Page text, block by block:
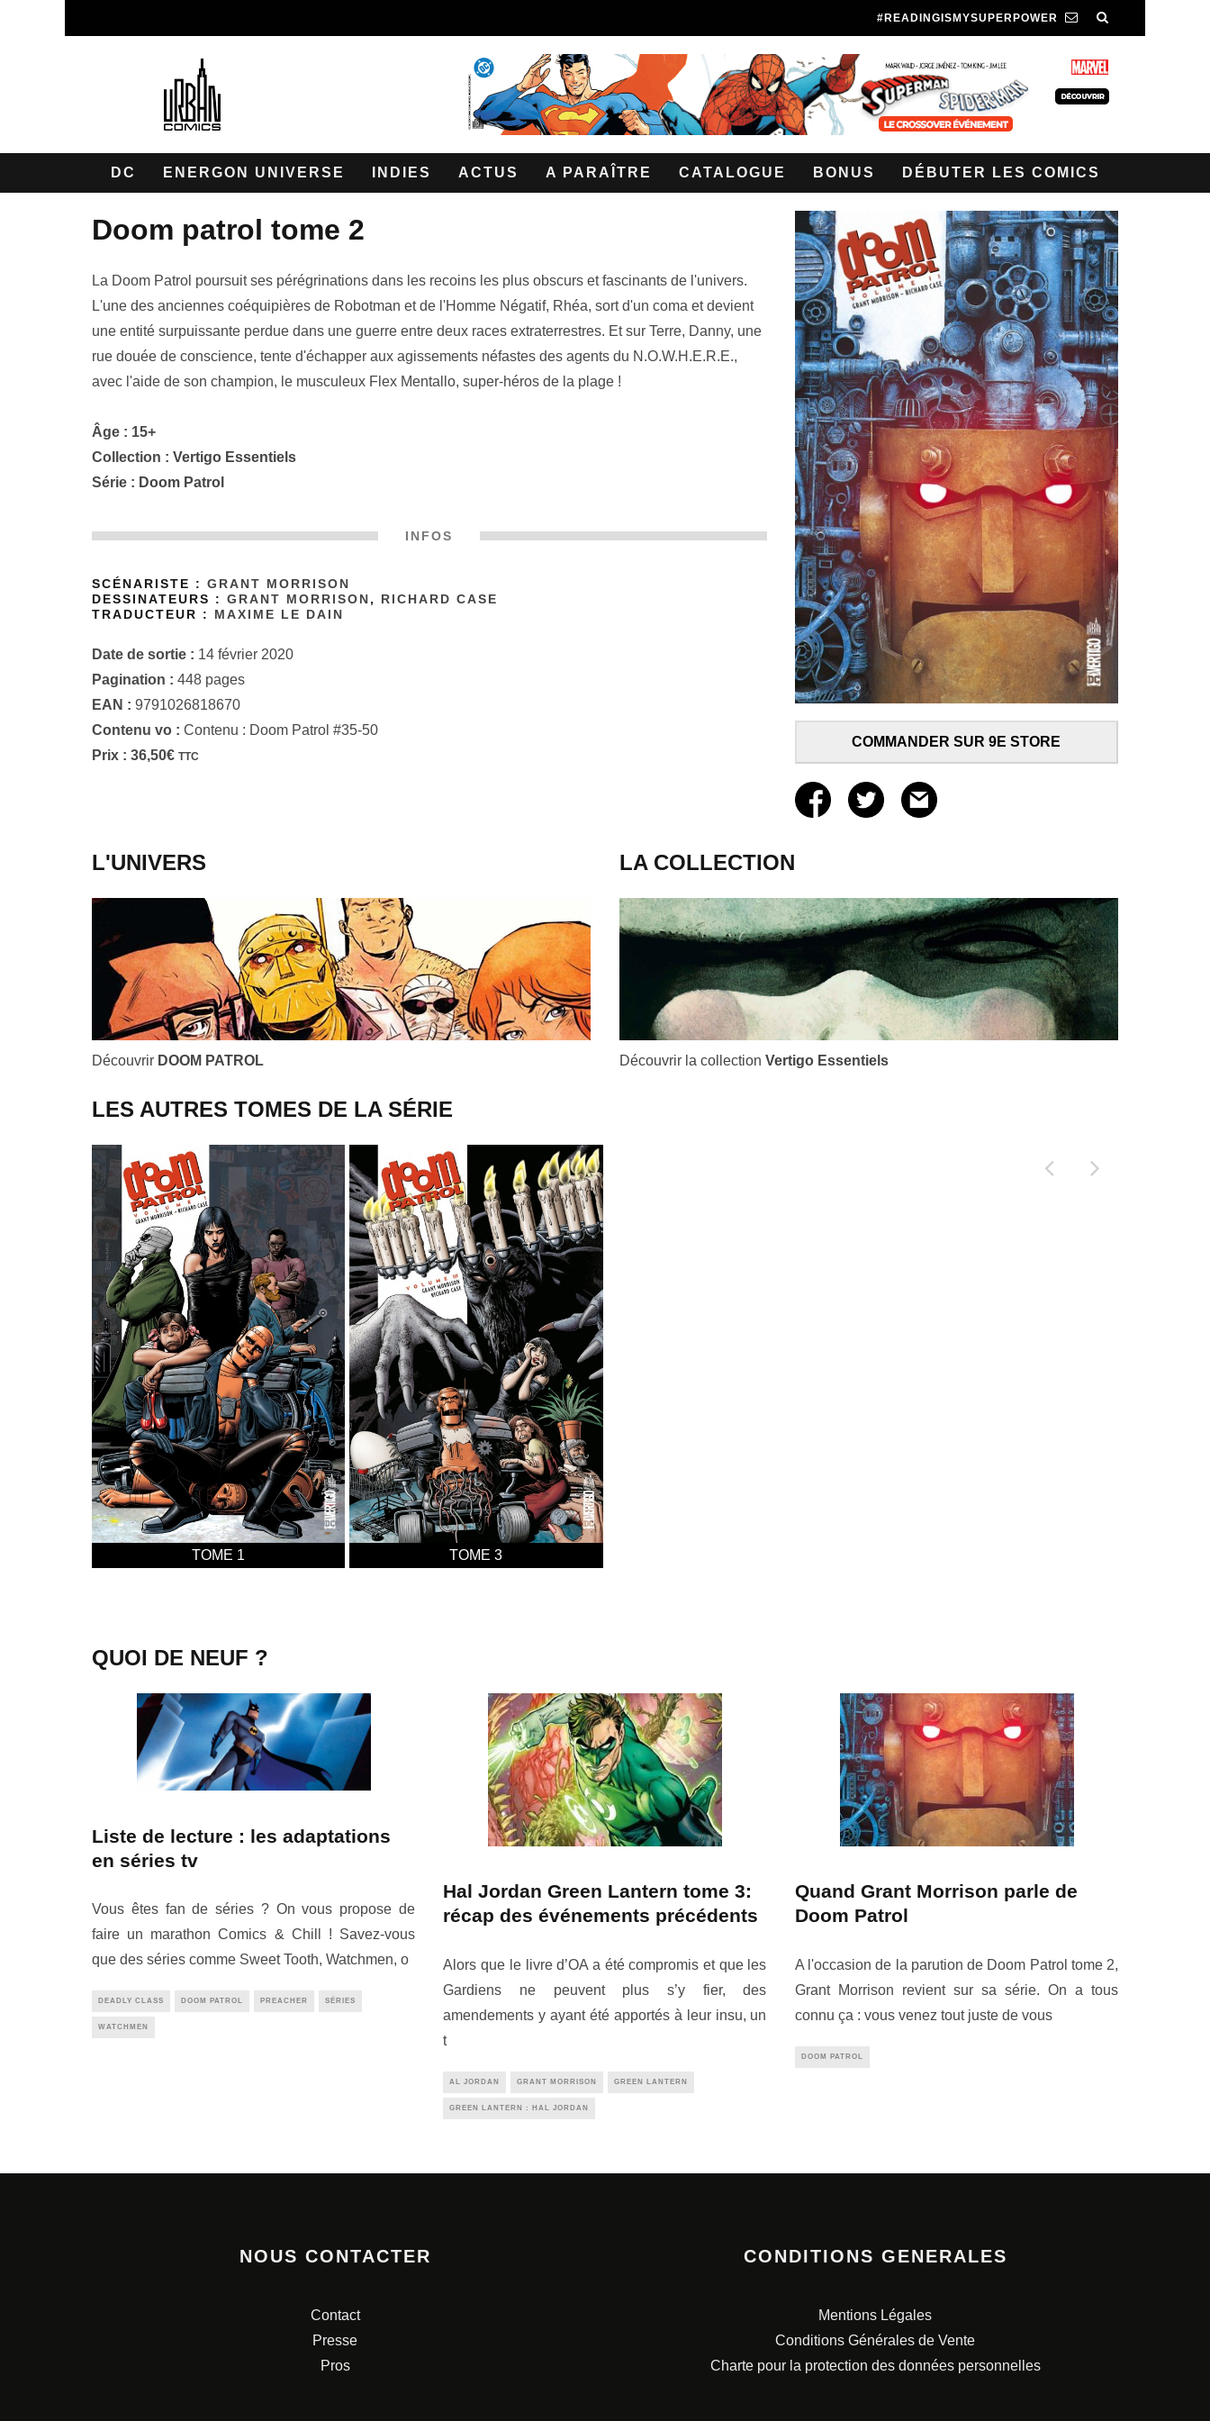
#READINGISMYSUPERPOWER
DC ENERGON UNIVERSE INDIES ACTUS A PARAÎTRE CATALOGUE BONUS DÉBUTER LES COMICS
doom patrol tome 2
La Doom Patrol poursuit ses pérégrinations dans les recoins les plus obscurs et fascinants de l'univers.
L'une des anciennes coéquipières de Robotman et de l'Homme Négatif, Rhéa, sort d'un coma et devient
une entité surpuissante perdue dans une guerre entre deux races extraterrestres. Et sur Terre, Danny, une
rue douée de conscience, tente d'échapper aux agissements néfastes des agents du N.O.W.H.E.R.E.,
avec l'aide de son champion, le musculeux Flex Mentallo, super-héros de la plage !
Âge : 15+
Collection : Vertigo Essentiels
Série : Doom Patrol
INFOS
SCÉNARISTE : GRANT MORRISON
DESSINATEURS : GRANT MORRISON ,
RICHARD CASE
TRADUCTEUR :
MAXIME LE DAIN
Date de sortie : 14 février 2020
Pagination : 448 pages
EAN : 9791026818670
Contenu vo : Contenu : Doom Patrol #35-50
Prix : 36,50€ TTC
COMMANDER SUR 9E STORE
L'UNIVERS
Découvrir DOOM PATROL
LA COLLECTION
Découvrir la collection Vertigo Essentiels
LES AUTRES TOMES DE LA SÉRIE
TOME 1 TOME 3
QUOI DE NEUF ?
Liste de lecture : les adaptations
en séries tv
Vous êtes fan de séries ? On vous propose de
faire un marathon Comics & Chill ! Savez-vous
que des séries comme Sweet Tooth, Watchmen, o
DEADLY CLASS DOOM PATROL PREACHER SÉRIES
WATCHMEN
Hal Jordan Green Lantern tome 3:
récap des événements précédents
Alors que le livre d’OA a été compromis et que les
Gardiens ne peuvent plus s’y fier, des
amendements y ayant été apportés à leur insu, un
t
AL JORDAN GRANT MORRISON GREEN LANTERN
GREEN LANTERN : HAL JORDAN
Quand Grant Morrison parle de
Doom Patrol
A l'occasion de la parution de Doom Patrol tome 2,
Grant Morrison revient sur sa série. On a tous
connu ça : vous venez tout juste de vous
DOOM PATROL
NOUS CONTACTER
Contact
Presse
Pros
CONDITIONS GENERALES
Mentions Légales
Conditions Générales de Vente
Charte pour la protection des données personnelles